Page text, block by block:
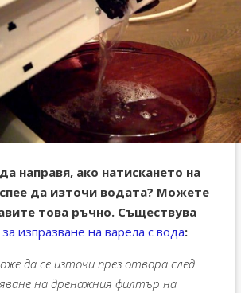
направя, ако натискането на
да източи водата? Можете
това ръчно. Съществува
изпразване на варела с вода:
да се източи през отвора след
на дренажния филтър на